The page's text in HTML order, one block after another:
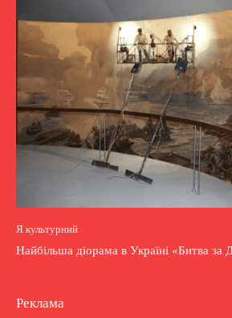
Я культурний
Найбільша діорама в Україні «Битва за
Реклама